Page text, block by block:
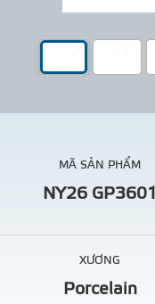
MÃ SẢN PHẨM
NY26 GP3601
XƯƠNG
Porcelain